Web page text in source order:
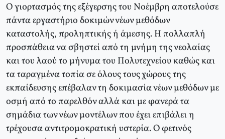
O γιορτασμός της εξέγερσης του Nοέμβρη αποτελούσε
πάντα εργαστήριο δοκιμών νέων μεθόδων
καταστολής, προληπτικής ή άμεσης. H πολλαπλή
προσπάθεια να σβηστεί από τη μνήμη της νεολαίας
και του λαού το μήνυμα του Πολυτεχνείου καθώς και
τα ταραγμένα τοπία σε όλους τους χώρους της
εκπαίδευσης επέβαλαν τη δοκιμασία νέων μεθόδων με
οσμή από το παρελθόν αλλά και με φανερά τα
σημάδια των νέων μοντέλων που έχει επιβάλει η
τρέχουσα αντιτρομοκρατική υστερία. O φετινός